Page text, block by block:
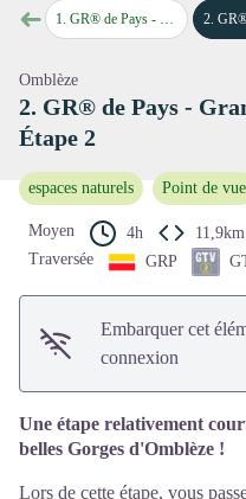
➜Étape précédente
1. GR® de Pays - Grand tour de la Gervanne - Étape 1 2.GR® de Pays -
Omblèze
2. GR® de Pays -
Étape 2
espaces naturels Point de vue
Moyen 4h 11,9km
Traversée
GRP
Embarquer cet
connexion
Une étape relativement
belles Gorges d'Omblèze !
Lors de cette étape, vous